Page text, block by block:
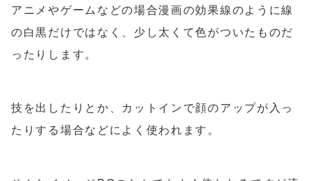
アニメやゲームなどの場合漫画の効果線のように線
の白黒だけではなく、少し太くて色がついたものだ
ったりします。
技を出したりとか、カットインで顔のアップが入っ
たりする場合などによく使われます。